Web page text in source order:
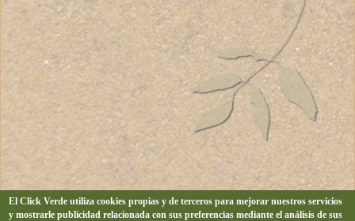
El Click Verde utiliza cookies propias y de terceros para mejorar nuestros servicios
y mostrarle publicidad relacionada con sus preferencias mediante el análisis de sus